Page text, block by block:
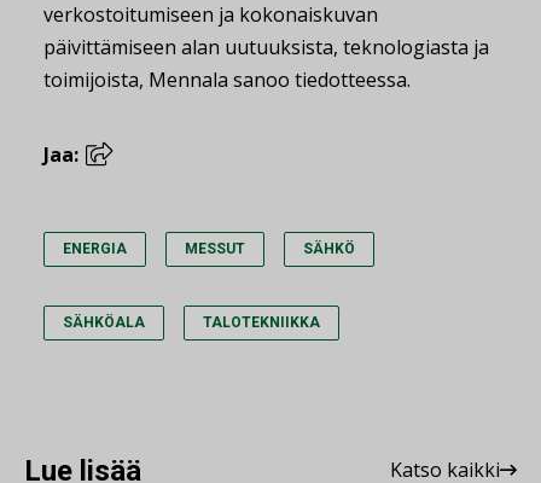
verkostoitumiseen ja kokonaiskuvan
päivittämiseen alan uutuuksista, teknologiasta ja
toimijoista, Mennala sanoo tiedotteessa.
Jaa:
ENERGIA MESSUT SÄHKÖ
SÄHKÖALA TALOTEKNIIKKA
Lue lisää Katso kaikki